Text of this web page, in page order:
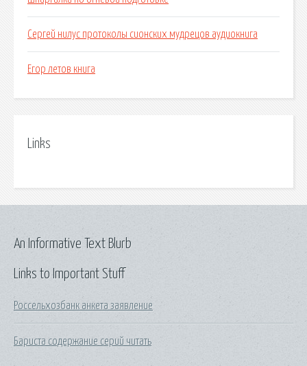
Сергей нилус протоколы сионских мудрецов аудиокнига
Егор летов книга
Links
Links to Important Stuff
Россельхозбанк анкета заявление
Бариста содержание серий читать
An Informative Text Blurb